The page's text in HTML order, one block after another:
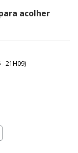
acolher
- 21H09)